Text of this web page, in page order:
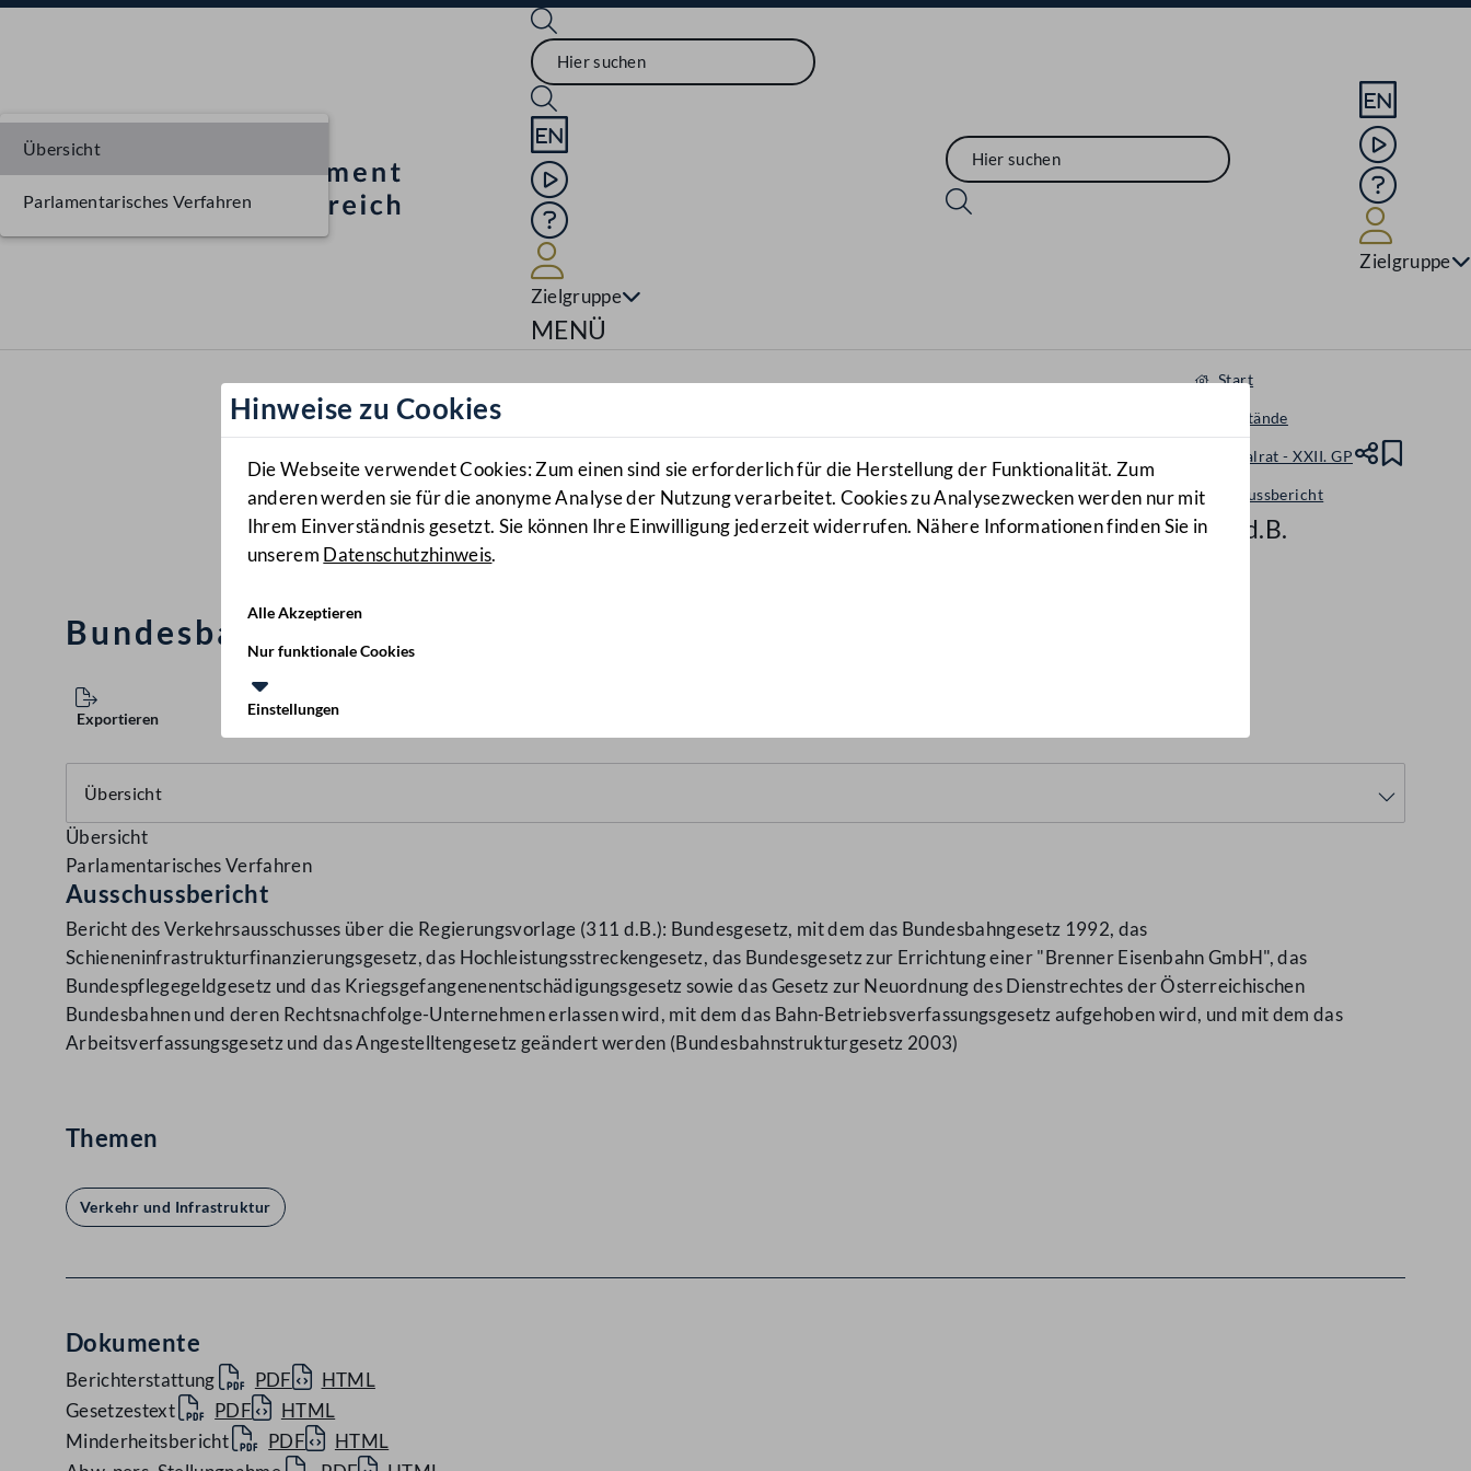
Sprache English
Mediathek
Hilfe
Zielgruppe
Navigationsmenü öffnen
MENÜ
Sprache
Mediathek
Hilfe
Zielgruppe
Hinweise zu Cookies
Die Webseite verwendet Cookies: Zum einen sind sie erforderlich für die Herstellung der Funktionalität. Zum
anderen werden sie für die anonyme Analyse der Nutzung verarbeitet. Cookies zu Analysezwecken werden nur mit
Ihrem Einverständnis gesetzt. Sie können Ihre Einwilligung jederzeit widerrufen. Nähere Informationen finden Sie in
unserem Datenschutzhinweis.
Alle Akzeptieren
Nur funktionale Cookies
Einstellungen
Start
Gegenstände
Nationalrat - XXII. GP
Ausschussbericht
340 d.B.
Bundesbahnstrukturgesetz 2003
Exportieren
Übersicht
Parlamentarisches Verfahren
Übersicht
Parlamentarisches Verfahren
Ausschussbericht
Bericht des Verkehrsausschusses über die Regierungsvorlage (311 d.B.): Bundesgesetz, mit dem das Bundesbahngesetz 1992, das
Schieneninfrastrukturfinanzierungsgesetz, das Hochleistungsstreckengesetz, das Bundesgesetz zur Errichtung einer "Brenner Eisenbahn GmbH", das
Bundespflegegeldgesetz und das Kriegsgefangenenentschädigungsgesetz sowie das Gesetz zur Neuordnung des Dienstrechtes der Österreichischen
Bundesbahnen und deren Rechtsnachfolge-Unternehmen erlassen wird, mit dem das Bahn-Betriebsverfassungsgesetz aufgehoben wird, und mit dem das
Arbeitsverfassungsgesetz und das Angestelltengesetz geändert werden (Bundesbahnstrukturgesetz 2003)
Themen
Verkehr und Infrastruktur
Dokumente
Berichterstattung PDF
HTML
Gesetzestext
PDF
HTML
Minderheitsbericht
PDF
HTML